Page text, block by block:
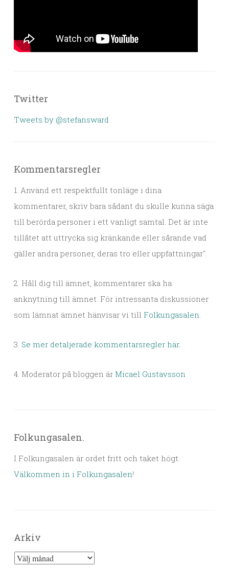
Twitter
Tweets by @stefansward
Kommentarsregler
1. Använd ett respektfullt tonläge i dina
kommentarer, skriv bara sådant du skulle kunna säga
till berörda personer i ett vanligt samtal. Det är inte
tillåtet att uttrycka sig kränkande eller sårande vad
gäller andra personer, deras tro eller uppfattningar".
2. Håll dig till ämnet, kommentarer ska ha
anknytning till ämnet. För intressanta diskussioner
som lämnat ämnet hänvisar vi till Folkungasalen.
3. Se mer detaljerade kommentarsregler här..
4. Moderator på bloggen är Micael Gustavsson
Folkungasalen.
I Folkungasalen är ordet fritt och taket högt.
Välkommen in i Folkungasalen!
Arkiv
Arkiv